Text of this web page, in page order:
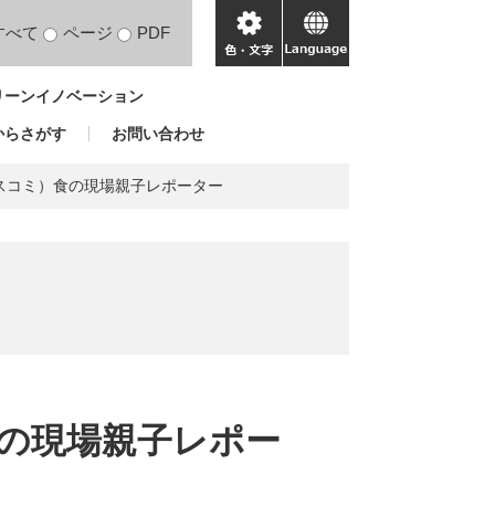
べて ページ PDF
色・
文
language
ーンイノベーション
らさがす お問い合わせ
コミ）食の現場親子レポーター
現場親子レポー